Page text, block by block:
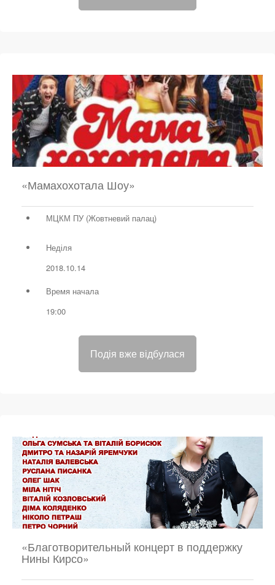
«Мамахохотала Шоу»
МЦКМ ПУ (Жовтневий палац)
Неділя
2018.10.14
Время начала
19:00
Подія вже відбулася
«Благотворительный концерт в поддержку
Нины Кирсо»